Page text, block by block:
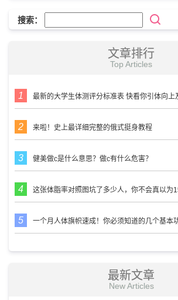
搜索：
文章排行
Top Articles
最新的大学生体测评分标准表 快看你引体向上
来啦！史上最详细完整的俄式挺身教程
健美做c是什么意思？做c有什么危害？
这张体脂率对照图坑了多少人，你不会真以为
一个月人体旗帜速成！你必须知道的几个基本
最新文章
New Articles